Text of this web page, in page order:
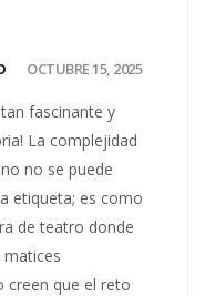
OCTUBRE 15, 2025
fascinante y
La complejidad
no se puede
etiqueta; es como
de teatro donde
matices
creen que el reto